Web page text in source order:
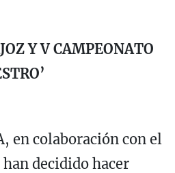
Y V CAMPEONATO
en colaboración con el
decidido hacer